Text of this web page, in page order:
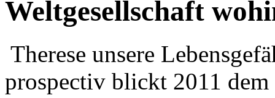
Weltgesellschaft
Therese unsere
prospectiv blickt 2011